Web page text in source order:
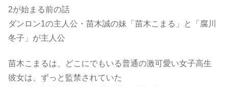
2が始まる前の話
ダンロン1の主人公・苗木誠の妹「苗木こまる」と「腐川
冬子」が主人公
苗木こまるは、どこにでもいる普通の激可愛い女子高生
彼女は、ずっと監禁されていた